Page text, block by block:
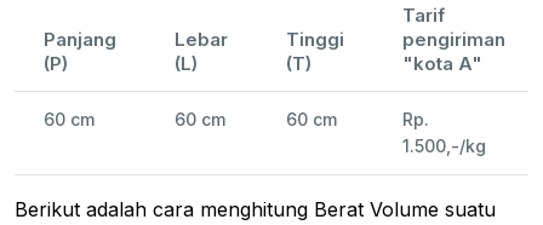
Panjang
(P)
Lebar
(L)
Tinggi
(T)
Tarif
pengiriman
"kota A"
60 cm 60 cm 60 cm
Rp.
1.500,-/kg
Berikut adalah cara menghitung Berat Volume suatu